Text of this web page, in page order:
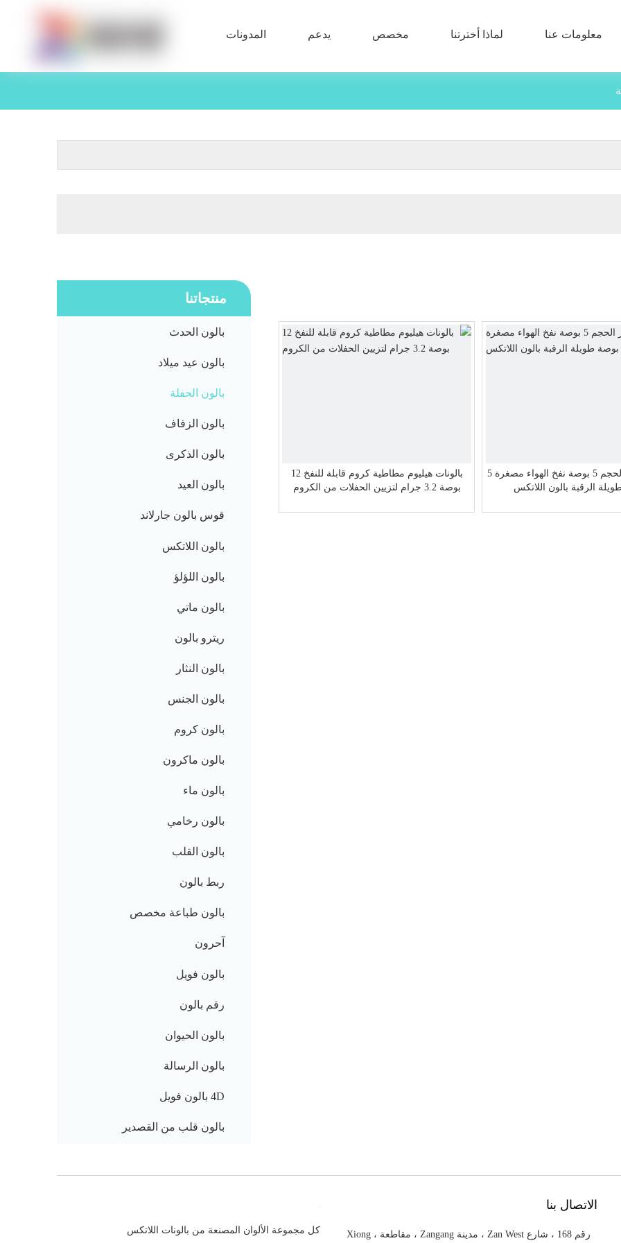
معلومات عنا لماذا أخترتنا مخصص يدعم المدونات
منتجاتنا
بالون الحدث
بالون عيد ميلاد
بالون الحفلة
بالون الزفاف
بالون الذكرى
بالون العيد
قوس بالون جارلاند
بالون اللاتكس
بالون اللؤلؤ
بالون ماتي
ريترو بالون
بالون النثار
بالون الجنس
بالون كروم
بالون ماكرون
بالون ماء
بالون رخامي
بالون القلب
ربط بالون
بالون طباعة مخصص
آحرون
بالون فويل
رقم بالون
بالون الحيوان
بالون الرسالة
4D بالون فويل
بالون قلب من القصدير
مصنع صغير الحجم 5 بوصة نفخ الهواء مصغرة 5
الرقبة بالون اللاتكس
بالونات هيليوم مطاطية كروم قابلة للنفخ 12
بوصة 3.2 جرام لتزيين الحفلات من الكروم
كل مجموعة الألوان المصنعة من بالونات اللاتكس
الاتصال بنا
رقم 168 ، شارع Zan West ، مدينة Zangang ، مقاطعة Xiong ،